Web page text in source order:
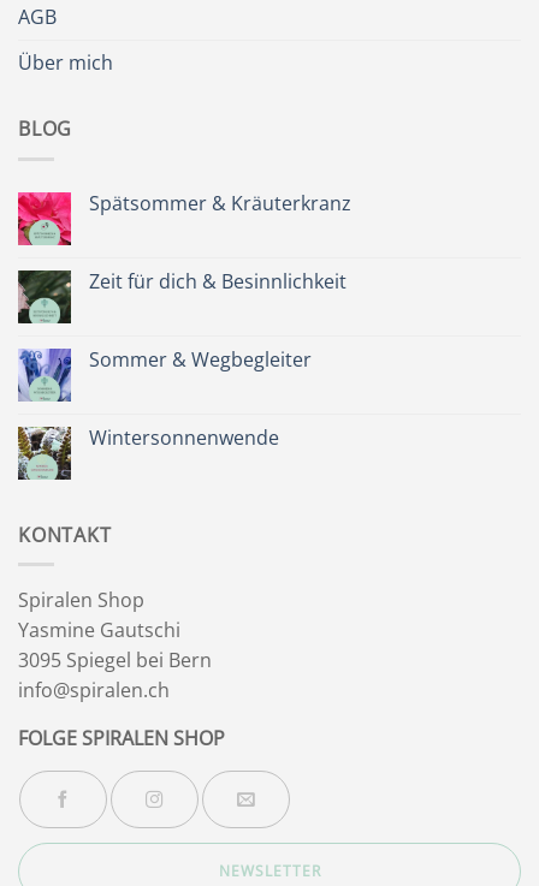
AGB
Über mich
BLOG
Spätsommer & Kräuterkranz
Spätsommer
&
Zeit für dich & Besinnlichkeit
Zeit
für
Sommer & Wegbegleiter
Sommer
&
Wintersonnenwende
KONTAKT
Spiralen Shop
Yasmine Gautschi
3095 Spiegel bei Bern
info@spiralen.ch
FOLGE SPIRALEN SHOP
NEWSLETTER